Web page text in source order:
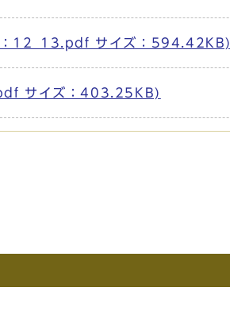
：12_13.pdf サイズ：594.42KB)
サイズ：403.25KB)